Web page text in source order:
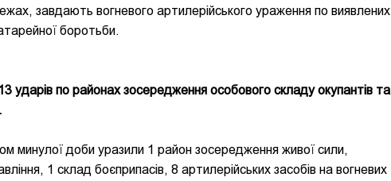
завдають вогневого артилерійського ураження по виявлених
боротьби.
ударів по районах зосередження особового складу окупантів та
минулої доби уразили 1 район зосередження живої сили,
1 склад боєприпасів, 8 артилерійських засобів на вогневих